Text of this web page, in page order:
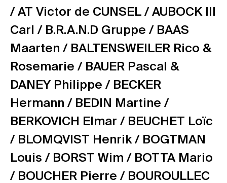
/ AT Victor de CUNSEL / AUBOCK III
Carl / B.R.A.N.D Gruppe / BAAS
Maarten / BALTENSWEILER Rico &
Rosemarie / BAUER Pascal &
DANEY Philippe / BECKER
Hermann / BEDIN Martine /
BERKOVICH Elmar / BEUCHET Loïc
/ BLOMQVIST Henrik / BOGTMAN
Louis / BORST Wim / BOTTA Mario
/ BOUCHER Pierre / BOUROULLEC